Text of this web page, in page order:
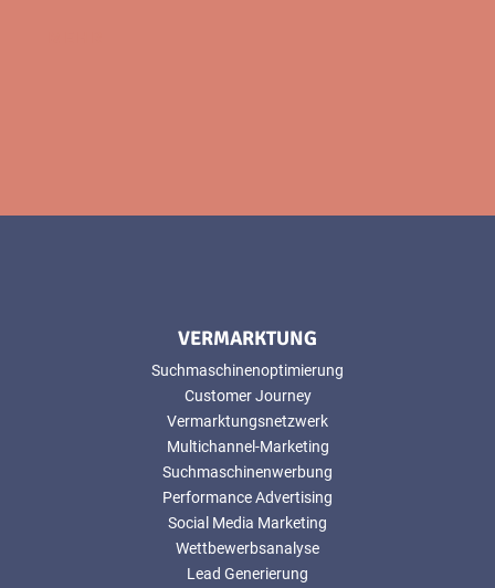
VERMARKTUNG
Suchmaschinenoptimierung
Customer Journey
Vermarktungsnetzwerk
Multichannel-Marketing
Suchmaschinenwerbung
Performance Advertising
Social Media Marketing
Wettbewerbsanalyse
Lead Generierung